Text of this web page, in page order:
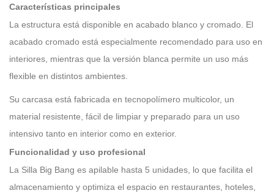
Características principales
La estructura está disponible en acabado blanco y cromado. El
acabado cromado está especialmente recomendado para uso en
interiores, mientras que la versión blanca permite un uso más
flexible en distintos ambientes.
Su carcasa está fabricada en tecnopolímero multicolor, un
material resistente, fácil de limpiar y preparado para un uso
intensivo tanto en interior como en exterior.
Funcionalidad y uso profesional
La Silla Big Bang es apilable hasta 5 unidades, lo que facilita el
almacenamiento y optimiza el espacio en restaurantes, hoteles,